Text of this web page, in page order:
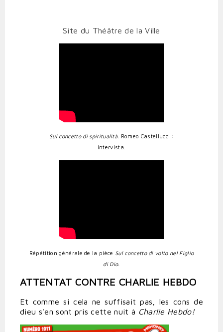
Site du Théâtre de la Ville
Sul concetto di spiritualità. Romeo Castellucci :
intervista.
Répétition générale de la pièce Sul concetto di volto nel Figlio
di Dio.
ATTENTAT CONTRE CHARLIE HEBDO
Et comme si cela ne suffisait pas, les cons de
dieu s'en sont pris cette nuit à Charlie Hebdo!